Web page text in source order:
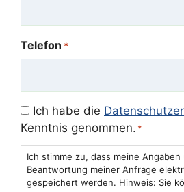
Telefon *
Einwilligung
*
Ich habe die
Kenntnis genommen. *
Ich stimme zu, dass meine
Beantwortung meiner Anfrage
gespeichert werden. Hinweis: Sie